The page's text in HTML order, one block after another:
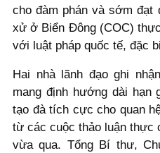
cho đàm phán và sớm
xử ở Biển Đông (COC)
với luật pháp quốc tế, đặc
Hai nhà lãnh đạo ghi
mang định hướng dài
tạo đà tích cực cho quan
từ các cuộc thảo luận
vừa qua. Tổng Bí thư,